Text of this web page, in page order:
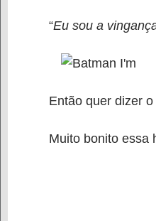
“Eu sou a
Então quer dizer o
Muito bonito essa